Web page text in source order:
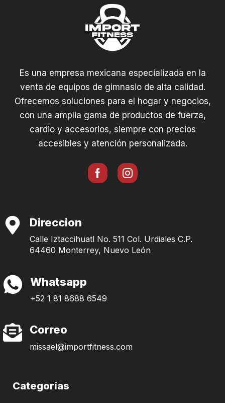
Es una empresa mexicana especializada en la
venta de equipos de gimnasio de alta calidad.
Ofrecemos soluciones para el hogar y negocios,
con una amplia gama de productos de fuerza,
cardio y accesorios, siempre con precios
accesibles y atención personalizada.
Direccion
Calle Iztaccihuatl No. 511 Col. Urdiales C.P.
64460 Monterrey, Nuevo León
Whatsapp
+52 1 81 8688 6549
Correo
missael@importfitness.com
Categorías